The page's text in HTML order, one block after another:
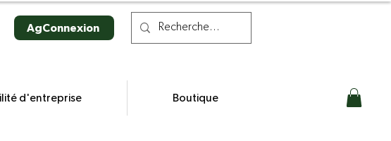
AgConnexion
d'entreprise Boutique